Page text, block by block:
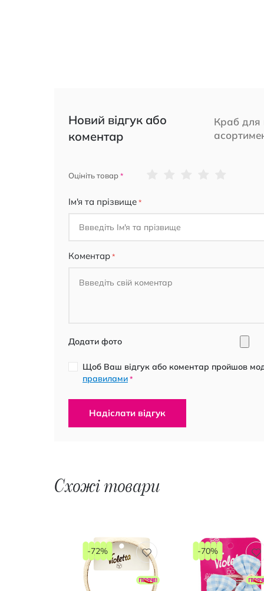
Новий відгук або
коментар
Краб для
Оцініть товар
Ім'я та прізвище
Коментар
Додати фото
Щоб Ваш відгук або коментар пройшов
правилами *
Надіслати відгук
Схожі товари
-72% -70%